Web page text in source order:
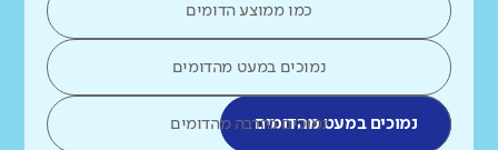
כמו ממוצע הדומים
נמוכים במעט מהדומים
נמוכים במעט מהדומיםנמוכים בהרבה מהדומים